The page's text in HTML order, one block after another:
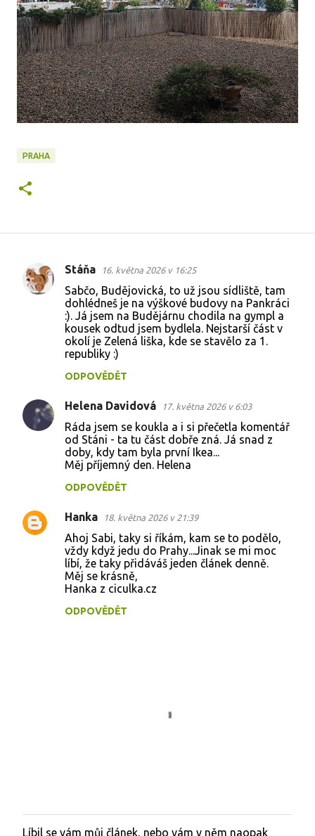
PRAHA
K
ř
Stáňa 16. května 2026 v 16:25
Sabčo, Budějovická, to už jsou sídliště, tam
dohlédneš je na výškové budovy na Pankráci
:). Já jsem na Budějárnu chodila na gympl a
kousek odtud jsem bydlela. Nejstarší část v
okolí je Zelená liška, kde se stavělo za 1.
republiky :)
ODPOVĚDĚT
Helena Davidová 17. května 2026 v 6:03
Ráda jsem se koukla a i si přečetla komentář
od Stáni - ta tu část dobře zná. Já snad z
doby, kdy tam byla první Ikea...
Měj příjemný den. Helena
ODPOVĚDĚT
Hanka 18. května 2026 v 21:39
Ahoj Sabi, taky si říkám, kam se to podělo,
vždy když jedu do Prahy...Jinak se mi moc
líbí, že taky přidáváš jeden článek denně.
Měj se krásně,
Hanka z ciculka.cz
ODPOVĚDĚT
Líbil se vám můj článek, nebo vám v něm naopak